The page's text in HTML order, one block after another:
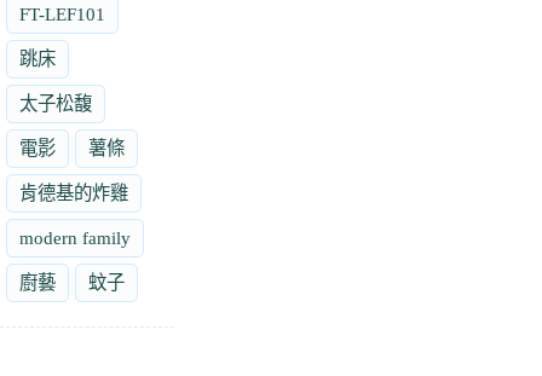
FT-LEF101
跳床
太子松馥
電影 薯條
肯德基的炸雞
modern family
廚藝 蚊子